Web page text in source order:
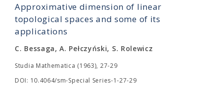
Approximative dimension of linear
topological spaces and some of its
applications
C. Bessaga, A. Pełczyński, S. Rolewicz
Studia Mathematica (1963), 27-29
DOI: 10.4064/sm-Special Series-1-27-29